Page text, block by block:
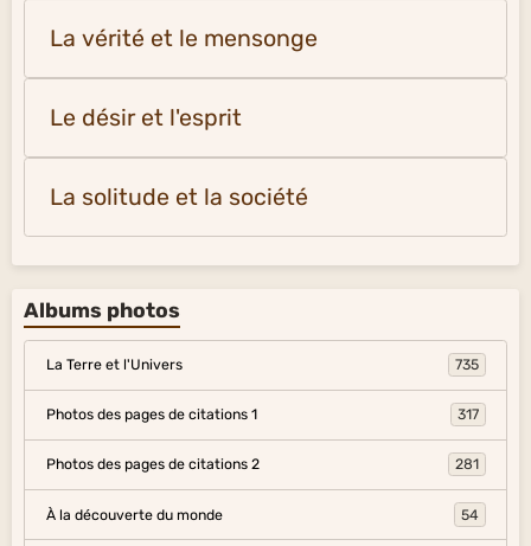
La vérité et le mensonge
Le désir et l'esprit
La solitude et la société
Albums photos
La Terre et l'Univers 735
Photos des pages de citations 1 317
Photos des pages de citations 2 281
À la découverte du monde 54